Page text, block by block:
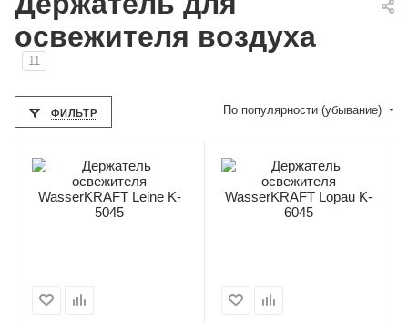
освежителя воздуха
11
ФИЛЬТР По популярности (убывание)